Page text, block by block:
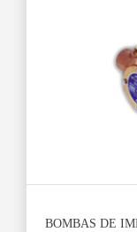
BOMBAS DE